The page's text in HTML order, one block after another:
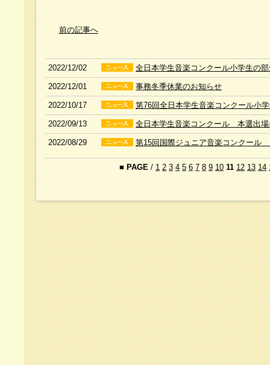
前の記事へ
2022/12/02 全日本学生音楽コンクール小学生の
2022/12/01 事務冬季休業のお知らせ
2022/10/17 第76回全日本学生音楽コンクール小
2022/09/13 全日本学生音楽コンクール 本選出場
2022/08/29 第15回国際ジュニア音楽コンクール
■ PAGE / 1 2 3 4 5 6 7 8 9 10 11 12 13 14